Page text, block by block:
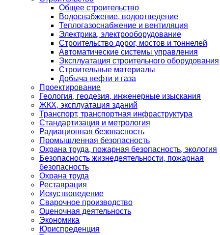
Общее строительство
Водоснабжение, водоотведение
Теплогазоснабжение и вентиляция
Электрика, электрооборудование
Строительство дорог, мостов и тоннелей
Автоматические системы управления
Эксплуатация строительного оборудования
Строительные материалы
Добыча нефти и газа
Проектирование
Геология, геодезия, инженерные изыскания
ЖКХ, эксплуатация зданий
Транспорт, транспортная инфраструктура
Стандартизация и метрология
Радиационная безопасность
Промышленная безопасность
Охрана труда, пожарная безопасность, экология
Безопасность жизнедеятельности, пожарная
безопасность
Охрана труда
Реставрация
Искуствоведение
Сварочное производство
Оценочная деятельность
Экономика
Юриспреденция